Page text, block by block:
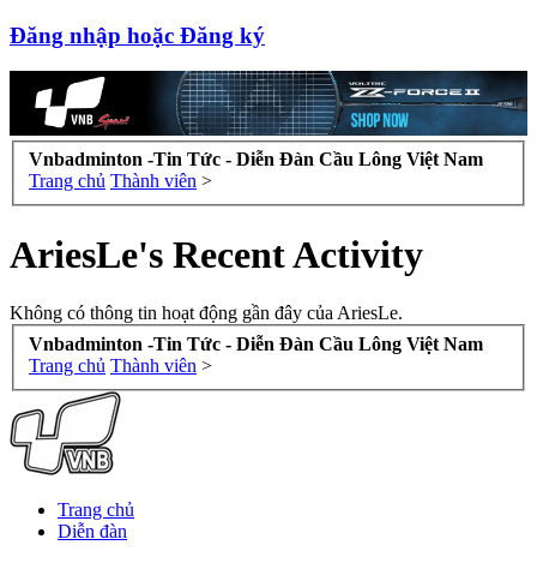
Đăng nhập hoặc Đăng ký
Vnbadminton -Tin Tức - Diễn Đàn Cầu Lông Việt Nam
Trang chủ Thành viên >
AriesLe's Recent Activity
Không có thông tin hoạt động gần đây của AriesLe.
Vnbadminton -Tin Tức - Diễn Đàn Cầu Lông Việt Nam
Trang chủ Thành viên >
Trang chủ
Diễn đàn